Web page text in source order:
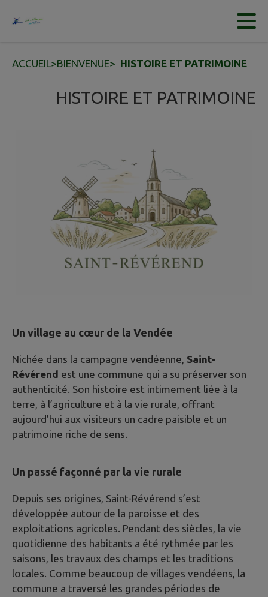
Contenu
ACCUEIL>BIENVENUE> HISTOIRE ET PATRIMOINE
HISTOIRE ET PATRIMOINE
Un village au cœur de la Vendée
Nichée dans la campagne vendéenne, Saint-
Révérend est une commune qui a su préserver son
authenticité. Son histoire est intimement liée à la
terre, à l’agriculture et à la vie rurale, offrant
aujourd’hui aux visiteurs un cadre paisible et un
patrimoine riche de sens.
Un passé façonné par la vie rurale
Depuis ses origines, Saint-Révérend s’est
développée autour de la paroisse et des
exploitations agricoles. Pendant des siècles, la vie
quotidienne des habitants a été rythmée par les
saisons, les travaux des champs et les traditions
locales. Comme beaucoup de villages vendéens, la
commune a traversé les grandes périodes de